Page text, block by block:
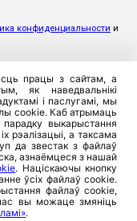
конфиденциальности и
працы з сайтам, а
як наведвальнікі
і паслугамі, мы
cookie. Каб атрымаць
выкарыстання
рэалізацыі, а таксама
да звестак з файлаў
азнаёмцеся з нашай
. Націскаючы кнопку
ўсіх файлаў cookie.
файлаў cookie,
вы можаце змяніць
.